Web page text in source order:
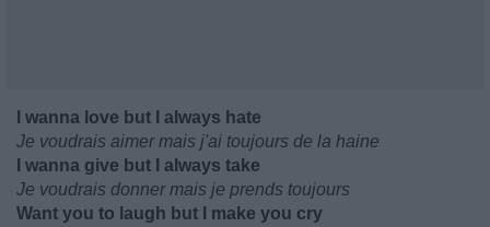
I wanna love but I always hate
Je voudrais aimer mais j'ai toujours de la haine
I wanna give but I always take
Je voudrais donner mais je prends toujours
Want you to laugh but I make you cry